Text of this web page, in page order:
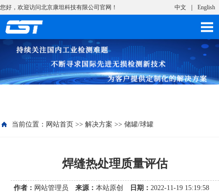
您好，欢迎访问北京康坦科技有限公司官网！ 中文 English
当前位置： 网站首页 >> 解决方案 >> 储罐/球罐
焊缝热处理质量评估
作者： 网站管理员来源：本站原创 日期：2022-11-19 15:19:58